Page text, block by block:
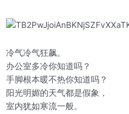
冷气冷气狂飙。
办公室多冷你知道吗？
手脚根本暖不热你知道吗？
阳光明媚的天气都是假象，
室内犹如寒流一般。